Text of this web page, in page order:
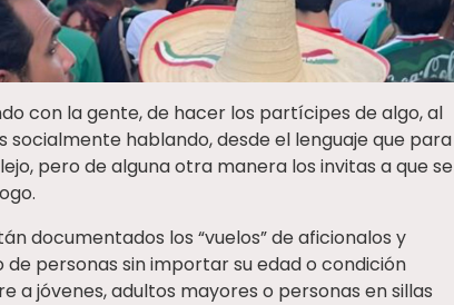
con la gente, de hacer los partícipes de algo, al
hablando, desde el lenguaje que para
pero de alguna otra manera los invitas a que se
documentados los “vuelos” de aficionalos y
personas sin importar su edad o condición
a jóvenes, adultos mayores o personas en sillas